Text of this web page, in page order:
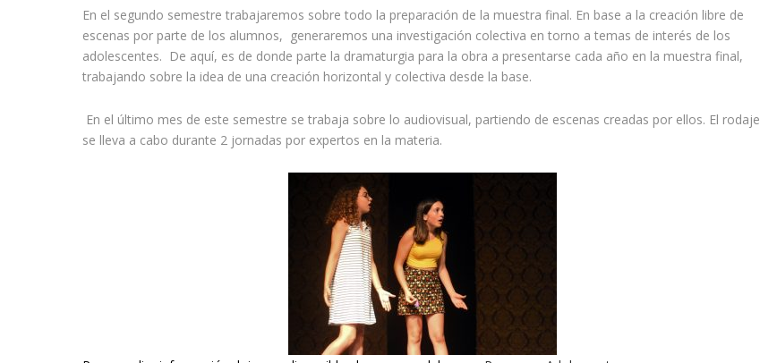
En el segundo semestre trabajaremos sobre todo la preparación de la muestra final. En base a la creación libre de
escenas por parte de los alumnos, generaremos una investigación colectiva en torno a temas de interés de los
adolescentes. De aquí, es de donde parte la dramaturgia para la obra a presentarse cada año en la muestra final,
trabajando sobre la idea de una creación horizontal y colectiva desde la base.
En el último mes de este semestre se trabaja sobre lo audiovisual, partiendo de escenas creadas por ellos. El rodaje
se lleva a cabo durante 2 jornadas por expertos en la materia.